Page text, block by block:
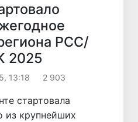
РСС/
2025
13:18 2 903
стартовала
из крупнейших